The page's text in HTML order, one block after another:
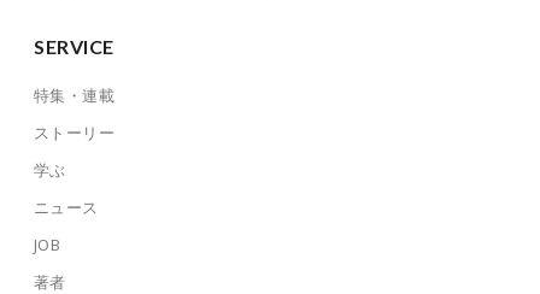
SERVICE
特集・連載
ストーリー
学ぶ
ニュース
JOB
著者